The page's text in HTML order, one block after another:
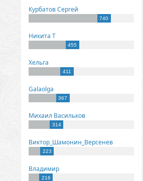
Курбатов Сергей
740
Никита Т
455
Хельга
411
Galaolga
367
Михаил Васильков
314
Виктор_Шамонин_Версенев
223
Владимир
216